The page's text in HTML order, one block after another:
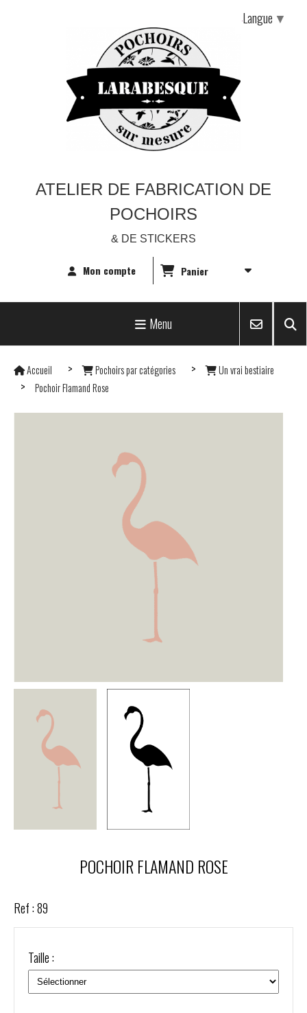
ATELIER DE FABRICATION DE
POCHOIRS
& DE STICKERS
Mon compte Panier
Menu
Accueil Pochoirs par catégories
Un vrai bestiaire
Pochoir Flamand Rose
POCHOIR FLAMAND ROSE
Ref :89
Taille :
Langue ▼